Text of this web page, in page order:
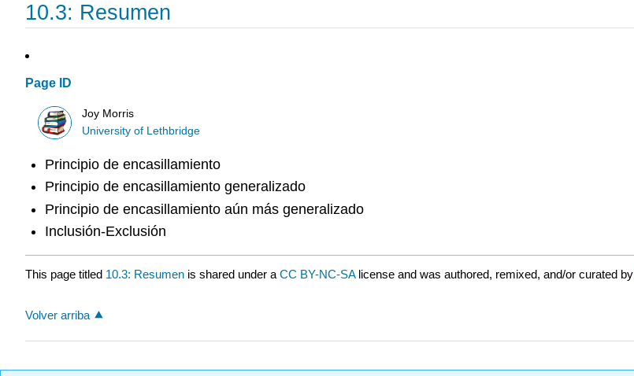
10.3: Resumen
Page ID
Joy Morris
University of Lethbridge
Principio de encasillamiento
Principio de encasillamiento generalizado
Principio de encasillamiento aún más generalizado
Inclusión-Exclusión
This page titled 10.3: Resumen is shared under a CC BY-NC-SA license and was authored, remixed, and/or curated by
Volver arriba